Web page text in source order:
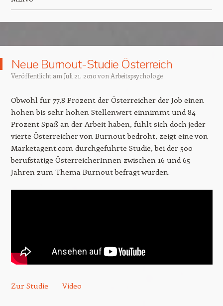
Neue Burnout-Studie Österreich
Veröffentlicht am Juli 21, 2010von Arbeitspsychologe
Obwohl für 77,8 Prozent der Österreicher der Job einen
hohen bis sehr hohen Stellenwert einnimmt und 84
Prozent Spaß an der Arbeit haben, fühlt sich doch jeder
vierte Österreicher von Burnout bedroht, zeigt eine von
Marketagent.com durchgeführte Studie, bei der 500
berufstätige ÖsterreicherInnen zwischen 16 und 65
Jahren zum Thema Burnout befragt wurden.
Zur Studie Video